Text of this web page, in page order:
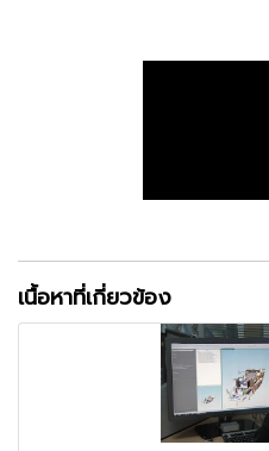
เนื้อหาที่เกี่ยวข้อง